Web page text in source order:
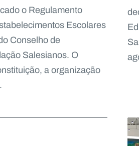
o Regulamento
Escolares
Conselho de
Salesianos. O
a organização